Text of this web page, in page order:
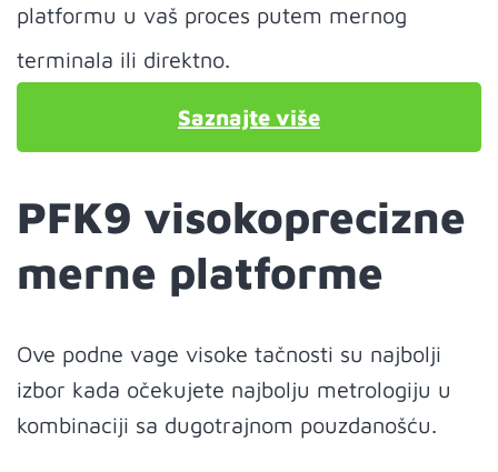
platformu u vaš proces putem mernog
terminala ili direktno.
Saznajte više
PFK9 visokoprecizne
merne platforme
Ove podne vage visoke tačnosti su najbolji
izbor kada očekujete najbolju metrologiju u
kombinaciji sa dugotrajnom pouzdanošću.